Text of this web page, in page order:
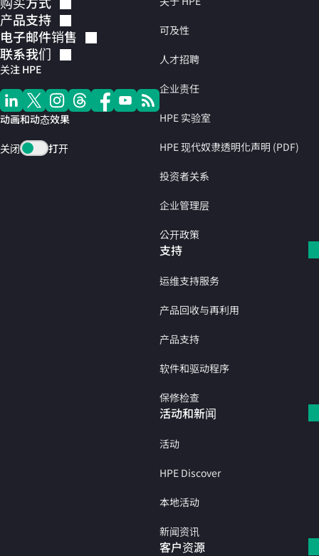
产品支持
电子邮件销售
联系我们
关注 HPE
动画和动态效果
关闭 打开
可及性
人才招聘
企业责任
HPE 实验室
HPE 现代奴隶透明化声明 (PDF)
投资者关系
企业管理层
公开政策
支持
运维支持服务
产品回收与再利用
产品支持
软件和驱动程序
保修检查
活动和新闻
活动
HPE Discover
本地活动
新闻资讯
客户资源